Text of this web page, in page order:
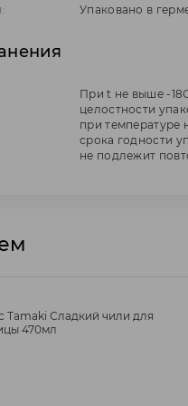
Упаковано в
При t не выше -
целостности
при температуре
срока годности
не подлежит
Tamaki Сладкий чили для
470мл
Tamaki Сладкий чили для
470мл